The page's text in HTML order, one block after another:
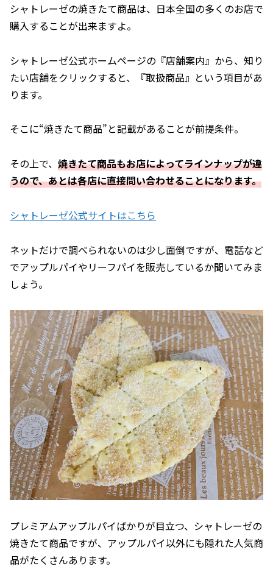
シャトレーゼの焼きたて商品は、日本全国の多くのお店で
購入することが出来ますよ。
シャトレーゼ公式ホームページの『店舗案内』から、知り
たい店舗をクリックすると、『取扱商品』という項目があ
ります。
そこに“焼きたて商品”と記載があることが前提条件。
その上で、 焼きたて商品もお店によってラインナップが違
うので、あとは各店に直接問い合わせることになります。
シャトレーゼ公式サイトはこちら
ネットだけで調べられないのは少し面倒ですが、電話など
でアップルパイやリーフパイを販売しているか聞いてみま
しょう。
プレミアムアップルパイばかりが目立つ、シャトレーゼの
焼きたて商品ですが、アップルパイ以外にも隠れた人気商
品がたくさんあります。